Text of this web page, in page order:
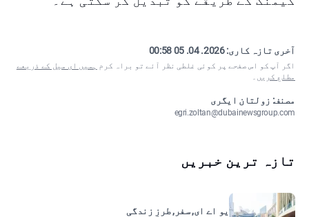
آخری تازہ کاری:2026. 04. 05 00:58
اگر آپ کو اس صفحے پر کوئی غلطی نظر آئے تو براہ کرم ہمیں ای میل کے ذریعے
مطلع کریں ۔
مصنف: زولتان ایگری
egri.zoltan@dubainewsgroup.com
تازہ ترین خبریں
یو اے ای, سفر, طرزِ زندگی